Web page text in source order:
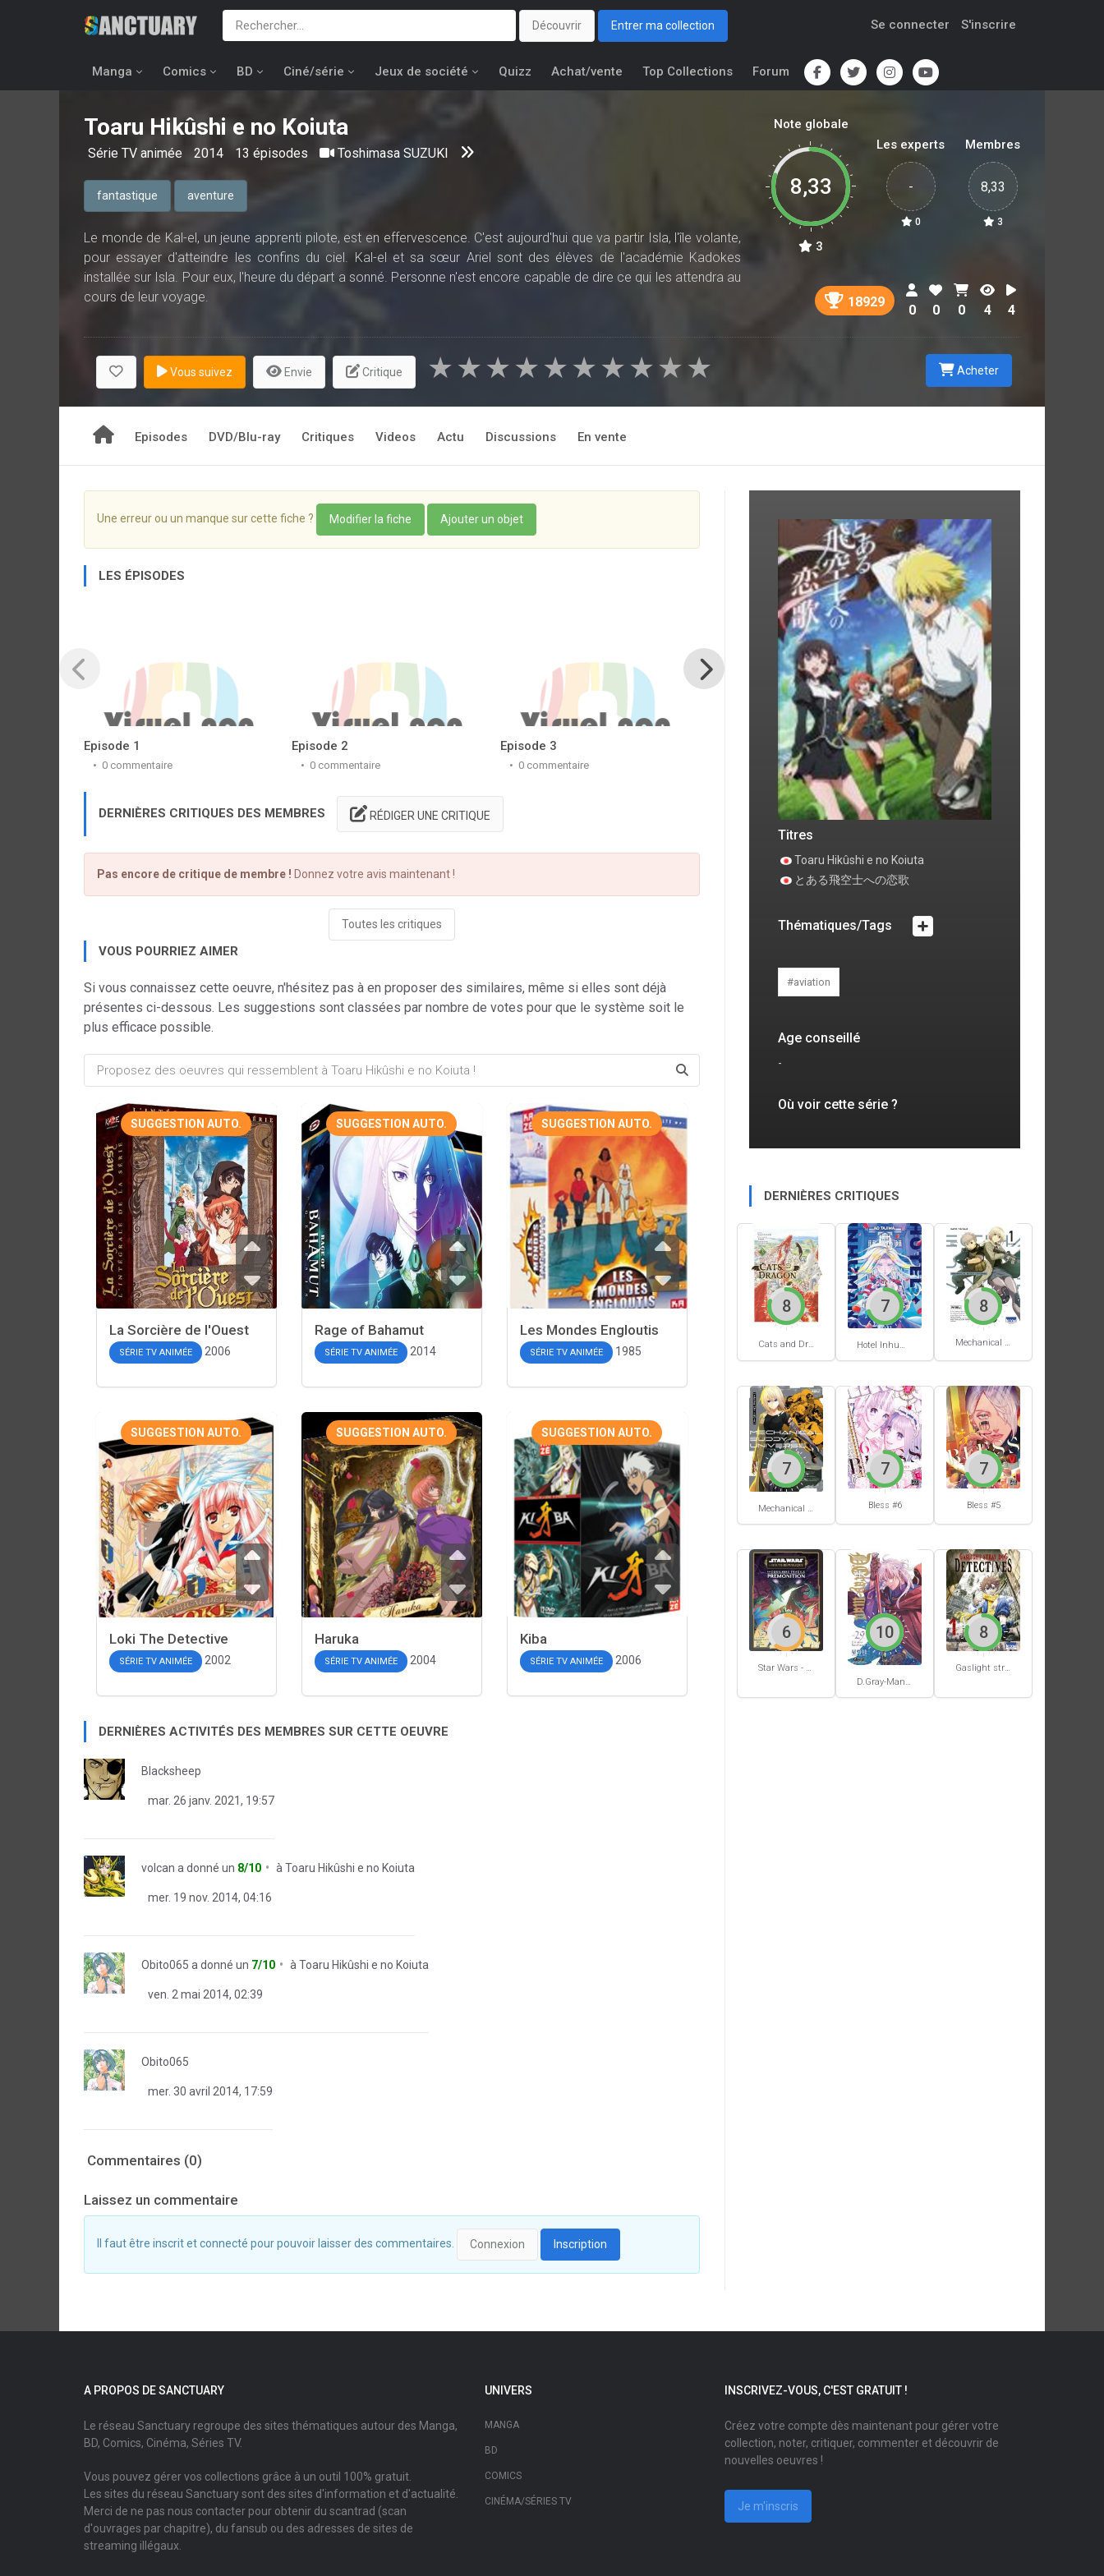
Découvrir Entrer ma collection Se connecter S'inscrire
Manga Comics BD Ciné/série Jeux de société Quizz Achat/vente Top Collections Forum
Toaru Hikûshi e no Koiuta
Série TV animée 2014 13 épisodes Toshimasa SUZUKI
fantastique aventure
Le monde de Kal-el, un jeune apprenti pilote, est en effervescence. C'est aujourd'hui que va partir Isla, l'île volante,
pour essayer d'atteindre les confins du ciel. Kal-el et sa sœur Ariel sont des élèves de l'académie Kadokes
installée sur Isla. Pour eux, l'heure du départ a sonné. Personne n'est encore capable de dire ce qui les attendra au
cours de leur voyage.
Note globale
8,33
3
Les experts
-
0
Membres
8,33
3
18929
0 0 0 4 4
Vous suivez Envie Critique ★
★
★
★
★
★
★
★
★
★ Acheter
Episodes DVD/Blu-ray Critiques Videos Actu Discussions En vente
Une erreur ou un manque sur cette fiche ? Modifier la fiche Ajouter un objet
LES ÉPISODES
Episode 1
0 commentaire
Episode 2
0 commentaire
Episode 3
0 commentaire 0 commentaire
Episode 5
0 commentaire
DERNIÈRES CRITIQUES DES MEMBRES RÉDIGER UNE CRITIQUE
Pas encore de critique de membre ! Donnez votre avis maintenant !
Toutes les critiques
VOUS POURRIEZ AIMER
Si vous connaissez cette oeuvre, n'hésitez pas à en proposer des similaires, même si elles sont déjà
présentes ci-dessous. Les suggestions sont classées par nombre de votes pour que le système soit le
plus efficace possible.
SUGGESTION AUTO.
La Sorcière de l'Ouest
SÉRIE TV ANIMÉE 2006
SUGGESTION AUTO.
Rage of Bahamut
SÉRIE TV ANIMÉE 2014
SUGGESTION AUTO.
Les Mondes Engloutis
SÉRIE TV ANIMÉE 1985
SUGGESTION AUTO.
Loki The Detective
SÉRIE TV ANIMÉE 2002
SUGGESTION AUTO.
Haruka
SÉRIE TV ANIMÉE 2004
SUGGESTION AUTO.
Kiba
SÉRIE TV ANIMÉE 2006
DERNIÈRES ACTIVITÉS DES MEMBRES SUR CETTE OEUVRE
Blacksheep
mar. 26 janv. 2021, 19:57
volcan a donné un 8/10 à Toaru Hikûshi e no Koiuta
mer. 19 nov. 2014, 04:16
Obito065 a donné un 7/10 à Toaru Hikûshi e no Koiuta
ven. 2 mai 2014, 02:39
Obito065
mer. 30 avril 2014, 17:59
Commentaires (0)
Laissez un commentaire
Il faut être inscrit et connecté pour pouvoir laisser des commentaires. Connexion Inscription
Titres
Toaru Hikûshi e no Koiuta
とある飛空士への恋歌
Thématiques/Tags
#aviation
Age conseillé
-
Où voir cette série ?
DERNIÈRES CRITIQUES
Cats and Dragon #3
8
Hotel Inhumans #1
7 8
7
Bless #6
7
Bless #5
7
Star Wars - La Haute République - Un équilibre fragile
6 10
Gaslight stray dog detectives #1
8
A PROPOS DE SANCTUARY
Le réseau Sanctuary regroupe des sites thématiques autour des Manga,
BD, Comics, Cinéma, Séries TV.
Vous pouvez gérer vos collections grâce à un outil 100% gratuit.
Les sites du réseau Sanctuary sont des sites d'information et d'actualité.
Merci de ne pas nous contacter pour obtenir du scantrad (scan
d'ouvrages par chapitre), du fansub ou des adresses de sites de
streaming illégaux.
UNIVERS
MANGA
BD
COMICS
CINÉMA/SÉRIES TV
INSCRIVEZ-VOUS, C'EST GRATUIT !
Créez votre compte dès maintenant pour gérer votre
collection, noter, critiquer, commenter et découvrir de
nouvelles oeuvres !
Je m'inscris